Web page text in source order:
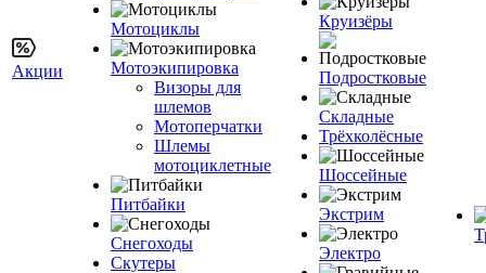
Акции
Мотоциклы
Мотоэкипировка
Визоры для
шлемов
Мотоперчатки
Шлемы
мотоциклетные
Питбайки
Снегоходы
Скутеры
Круизёры
Подростковые
Складные
Трёхколёсные
Шоссейные
Экстрим
Электро